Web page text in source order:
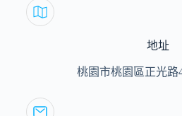
地址
桃園市桃園區正光路